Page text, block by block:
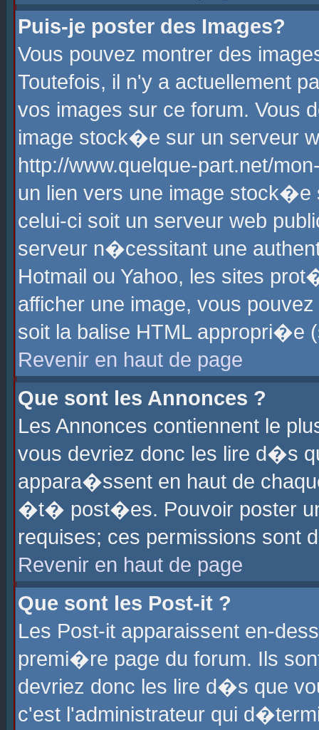
Puis-je poster des Images?
Vous pouvez montrer des
Toutefois, il n'y a actuellement
vos images sur ce forum. Vous
image stock�e sur un serveur
http://www.quelque-part.net/
un lien vers une image
celui-ci soit un serveur web
serveur n�cessitant une
Hotmail ou Yahoo, les sites
afficher une image, vous
soit la balise HTML
Revenir en haut de page
Que sont les Annonces ?
Les Annonces contiennent le
vous devriez donc les lire d�s
appara�ssent en haut de
�t� post�es. Pouvoir poster
requises; ces permissions sont
Revenir en haut de page
Que sont les Post-it ?
Les Post-it apparaissent en-
premi�re page du forum. Ils
devriez donc les lire d�s que
c'est l'administrateur qui